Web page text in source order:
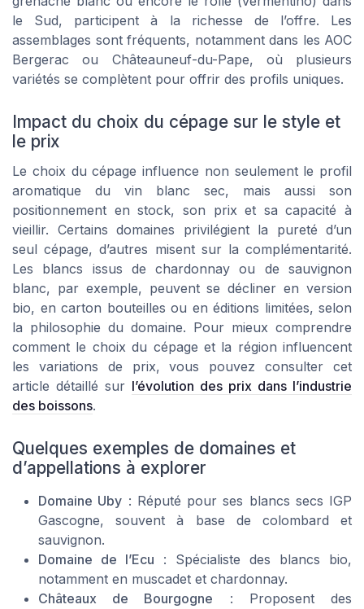
le Sud, participent à la richesse de l’offre. Les
assemblages sont fréquents, notamment dans les AOC
Bergerac ou Châteauneuf-du-Pape, où plusieurs
variétés se complètent pour offrir des profils uniques.
Impact du choix du cépage sur le style et
le prix
Le choix du cépage influence non seulement le profil
aromatique du vin blanc sec, mais aussi son
positionnement en stock, son prix et sa capacité à
vieillir. Certains domaines privilégient la pureté d’un
seul cépage, d’autres misent sur la complémentarité.
Les blancs issus de chardonnay ou de sauvignon
blanc, par exemple, peuvent se décliner en version
bio, en carton bouteilles ou en éditions limitées, selon
la philosophie du domaine. Pour mieux comprendre
comment le choix du cépage et la région influencent
les variations de prix, vous pouvez consulter cet
article détaillé sur l’évolution des prix dans l’industrie
des boissons.
Quelques exemples de domaines et
d’appellations à explorer
Domaine Uby : Réputé pour ses blancs secs IGP
Gascogne, souvent à base de colombard et
sauvignon.
Domaine de l’Ecu : Spécialiste des blancs bio,
notamment en muscadet et chardonnay.
Châteaux de Bourgogne : Proposent des